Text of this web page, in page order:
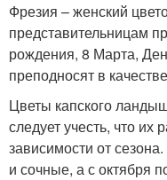
Фрезия – женский
представительницам
рождения, 8 Марта,
преподносят в
Цветы капского
следует учесть, что их
зависимости от
и сочные, а с октября